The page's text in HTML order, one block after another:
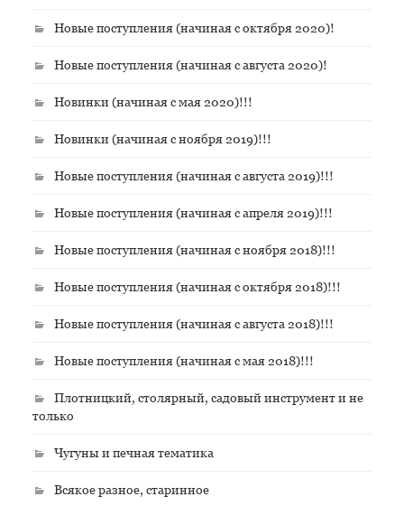
Новые поступления (начиная с октября 2020)!
Новые поступления (начиная с августа 2020)!
Новинки (начиная с мая 2020)!!!
Новинки (начиная с ноября 2019)!!!
Новые поступления (начиная с августа 2019)!!!
Новые поступления (начиная с апреля 2019)!!!
Новые поступления (начиная с ноября 2018)!!!
Новые поступления (начиная с октября 2018)!!!
Новые поступления (начиная с августа 2018)!!!
Новые поступления (начиная с мая 2018)!!!
Плотницкий, столярный, садовый инструмент и не
только
Чугуны и печная тематика
Всякое разное, старинное